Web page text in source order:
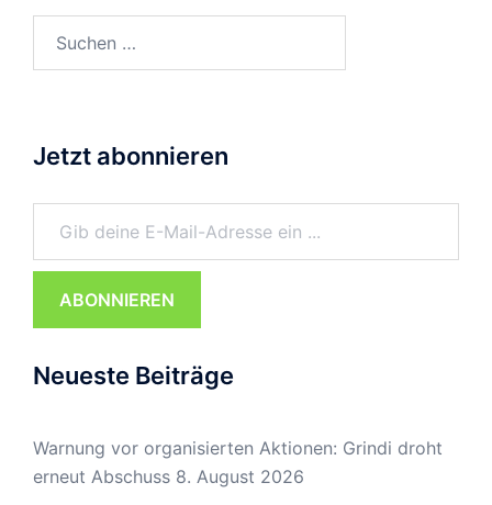
Jetzt abonnieren
Gib deine E-Mail-Adresse ein ...
ABONNIEREN
Neueste Beiträge
Warnung vor organisierten Aktionen: Grindi droht
erneut Abschuss 8. August 2026